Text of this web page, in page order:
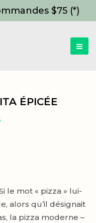
$75 (*)
ÉPICÉE
le mot « pizza » lui-
alors qu’il désignait
la pizza moderne –